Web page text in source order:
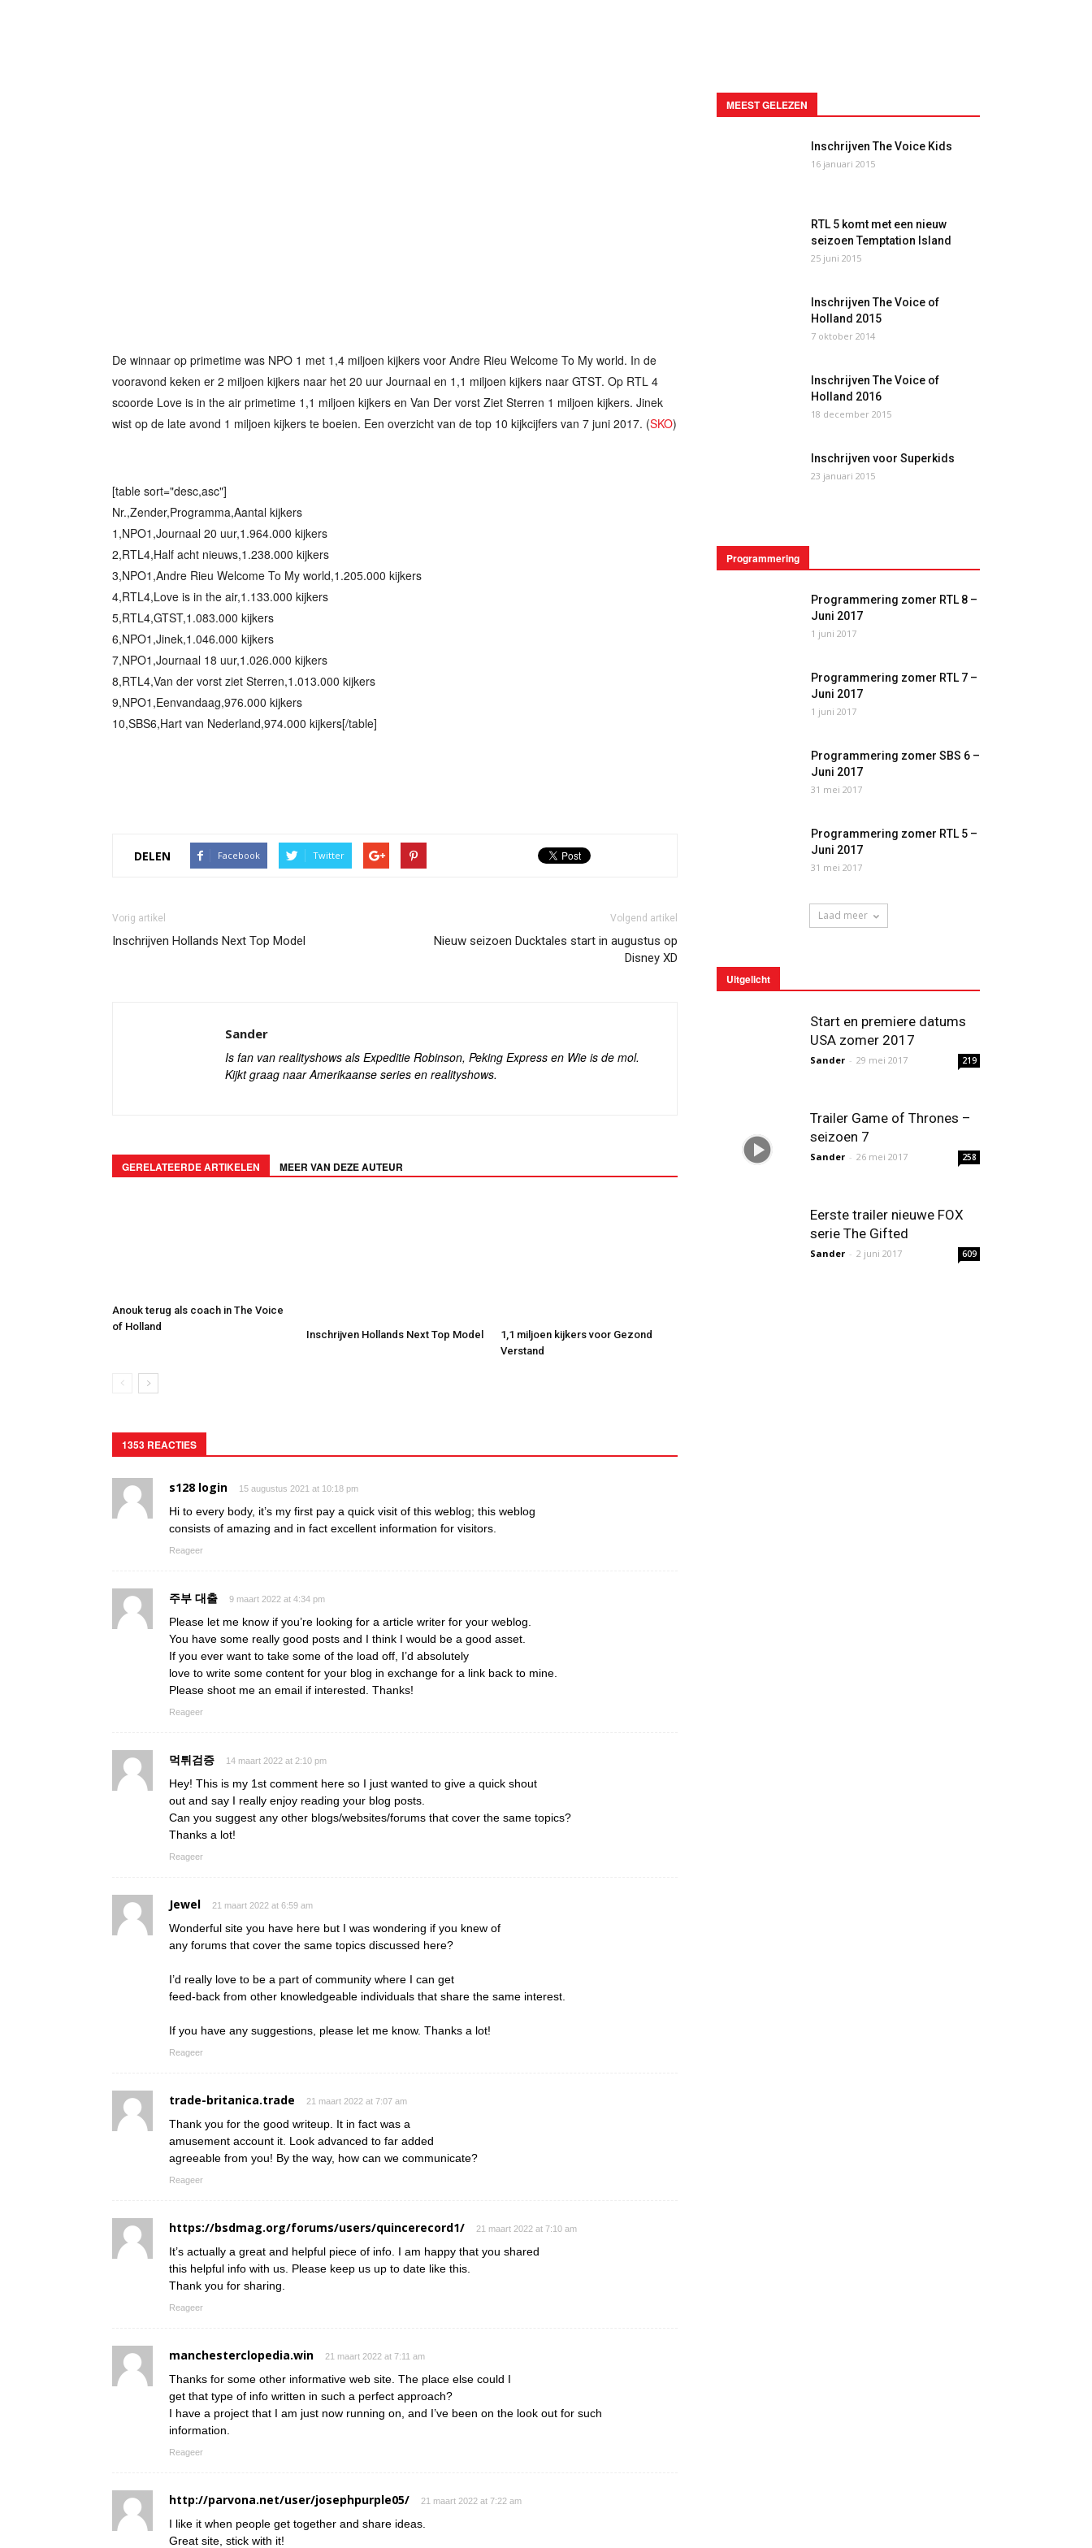
De winnaar op primetime was NPO 1 met 1,4 miljoen kijkers voor Andre Rieu Welcome To My world. In de
vooravond keken er 2 miljoen kijkers naar het 20 uur Journaal en 1,1 miljoen kijkers naar GTST. Op RTL 4
scoorde Love is in the air primetime 1,1 miljoen kijkers en Van Der vorst Ziet Sterren 1 miljoen kijkers. Jinek
wist op de late avond 1 miljoen kijkers te boeien. Een overzicht van de top 10 kijkcijfers van 7 juni 2017. (SKO)
[table sort="desc,asc"]
Nr.,Zender,Programma,Aantal kijkers
1,NPO1,Journaal 20 uur,1.964.000 kijkers
2,RTL4,Half acht nieuws,1.238.000 kijkers
3,NPO1,Andre Rieu Welcome To My world,1.205.000 kijkers
4,RTL4,Love is in the air,1.133.000 kijkers
5,RTL4,GTST,1.083.000 kijkers
6,NPO1,Jinek,1.046.000 kijkers
7,NPO1,Journaal 18 uur,1.026.000 kijkers
8,RTL4,Van der vorst ziet Sterren,1.013.000 kijkers
9,NPO1,Eenvandaag,976.000 kijkers
10,SBS6,Hart van Nederland,974.000 kijkers[/table]
DELEN Facebook Twitter
Vorig artikel
Inschrijven Hollands Next Top Model
Volgend artikel
Nieuw seizoen Ducktales start in augustus op
Disney XD
Sander
Is fan van realityshows als Expeditie Robinson, Peking Express en Wie is de mol.
Kijkt graag naar Amerikaanse series en realityshows.
GERELATEERDE ARTIKELEN MEER VAN DEZE AUTEUR
Anouk terug als coach in The Voice
of Holland
Inschrijven Hollands Next Top Model
1,1 miljoen kijkers voor Gezond
Verstand
1353 REACTIES
s128 login 15 augustus 2021 at 10:18 pm
Hi to every body, it’s my first pay a quick visit of this weblog; this weblog
consists of amazing and in fact excellent information for visitors.
Reageer
주부 대출 9 maart 2022 at 4:34 pm
Please let me know if you’re looking for a article writer for your weblog.
You have some really good posts and I think I would be a good asset.
If you ever want to take some of the load off, I’d absolutely
love to write some content for your blog in exchange for a link back to mine.
Please shoot me an email if interested. Thanks!
Reageer
먹튀검증 14 maart 2022 at 2:10 pm
Hey! This is my 1st comment here so I just wanted to give a quick shout
out and say I really enjoy reading your blog posts.
Can you suggest any other blogs/websites/forums that cover the same topics?
Thanks a lot!
Reageer
Jewel 21 maart 2022 at 6:59 am
Wonderful site you have here but I was wondering if you knew of
any forums that cover the same topics discussed here?
I’d really love to be a part of community where I can get
feed-back from other knowledgeable individuals that share the same interest.
If you have any suggestions, please let me know. Thanks a lot!
Reageer
trade-britanica.trade 21 maart 2022 at 7:07 am
Thank you for the good writeup. It in fact was a
amusement account it. Look advanced to far added
agreeable from you! By the way, how can we communicate?
Reageer
https://bsdmag.org/forums/users/quincerecord1/ 21 maart 2022 at 7:10 am
It’s actually a great and helpful piece of info. I am happy that you shared
this helpful info with us. Please keep us up to date like this.
Thank you for sharing.
Reageer
manchesterclopedia.win 21 maart 2022 at 7:11 am
Thanks for some other informative web site. The place else could I
get that type of info written in such a perfect approach?
I have a project that I am just now running on, and I’ve been on the look out for such
information.
Reageer
http://parvona.net/user/josephpurple05/ 21 maart 2022 at 7:22 am
I like it when people get together and share ideas.
Great site, stick with it!
MEEST GELEZEN
Inschrijven The Voice Kids
16 januari 2015
RTL 5 komt met een nieuw
seizoen Temptation Island
25 juni 2015
Inschrijven The Voice of
Holland 2015
7 oktober 2014
Inschrijven The Voice of
Holland 2016
18 december 2015
Inschrijven voor Superkids
23 januari 2015
Programmering
Programmering zomer RTL 8 –
Juni 2017
1 juni 2017
Programmering zomer RTL 7 –
Juni 2017
1 juni 2017
Programmering zomer SBS 6 –
Juni 2017
31 mei 2017
Programmering zomer RTL 5 –
Juni 2017
31 mei 2017
Laad meer
Uitgelicht
Start en premiere datums
USA zomer 2017
Sander - 29 mei 2017 219
Trailer Game of Thrones –
seizoen 7
Sander - 26 mei 2017 258
Eerste trailer nieuwe FOX
serie The Gifted
Sander - 2 juni 2017 609